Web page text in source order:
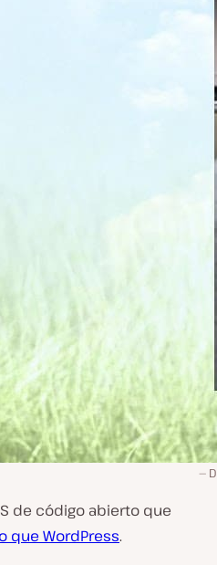
de código abierto que
que WordPress.